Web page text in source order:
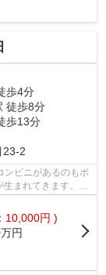
歩4分
徒歩8分
歩13分
23-2
ンビニがあるのもポ
まれてきます。こ
10,000円 )
円